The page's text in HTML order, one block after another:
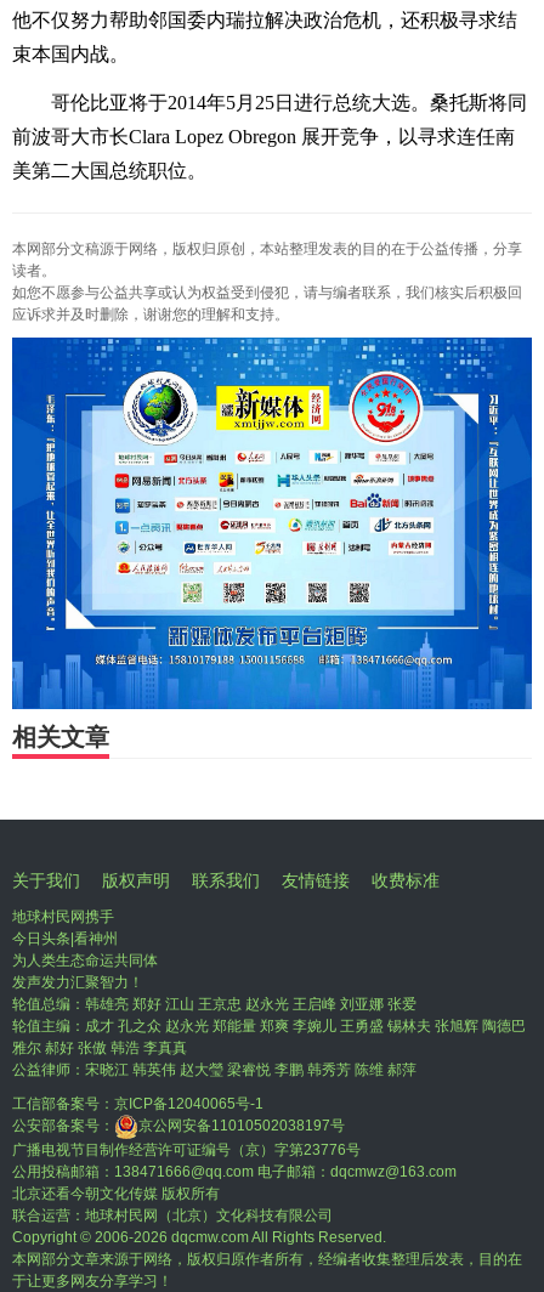
他不仅努力帮助邻国委内瑞拉解决政治危机，还积极寻求结
束本国内战。
哥伦比亚将于2014年5月25日进行总统大选。桑托斯将同
前波哥大市长Clara Lopez Obregon 展开竞争，以寻求连任南
美第二大国总统职位。
本网部分文稿源于网络，版权归原创，本站整理发表的目的在于公益传播，分享
读者。
如您不愿参与公益共享或认为权益受到侵犯，请与编者联系，我们核实后积极回
应诉求并及时删除，谢谢您的理解和支持。
相关文章
关于我们 版权声明 联系我们 友情链接 收费标准
地球村民网携手
今日头条|看神州
为人类生态命运共同体
发声发力汇聚智力！
轮值总编：韩雄亮 郑好 江山 王京忠 赵永光 王启峰 刘亚娜 张爱
轮值主编：成才 孔之众 赵永光 郑能量 郑爽 李婉儿 王勇盛 锡林夫 张旭辉 陶德巴
雅尔 郝好 张傲 韩浩 李真真
公益律师：宋晓江 韩英伟 赵大瑩 梁睿悦 李鹏 韩秀芳 陈维 郝萍
工信部备案号： 京ICP备12040065号-1
公安部备案号：
京公网安备11010502038197号
广播电视节目制作经营许可证编号（京）字第23776号
公用投稿邮箱：138471666@qq.com 电子邮箱：dqcmwz@163.com
北京还看今朝文化传媒 版权所有
联合运营：地球村民网（北京）文化科技有限公司
Copyright © 2006-2026 dqcmw.com All Rights Reserved.
本网部分文章来源于网络，版权归原作者所有，经编者收集整理后发表，目的在
于让更多网友分享学习！